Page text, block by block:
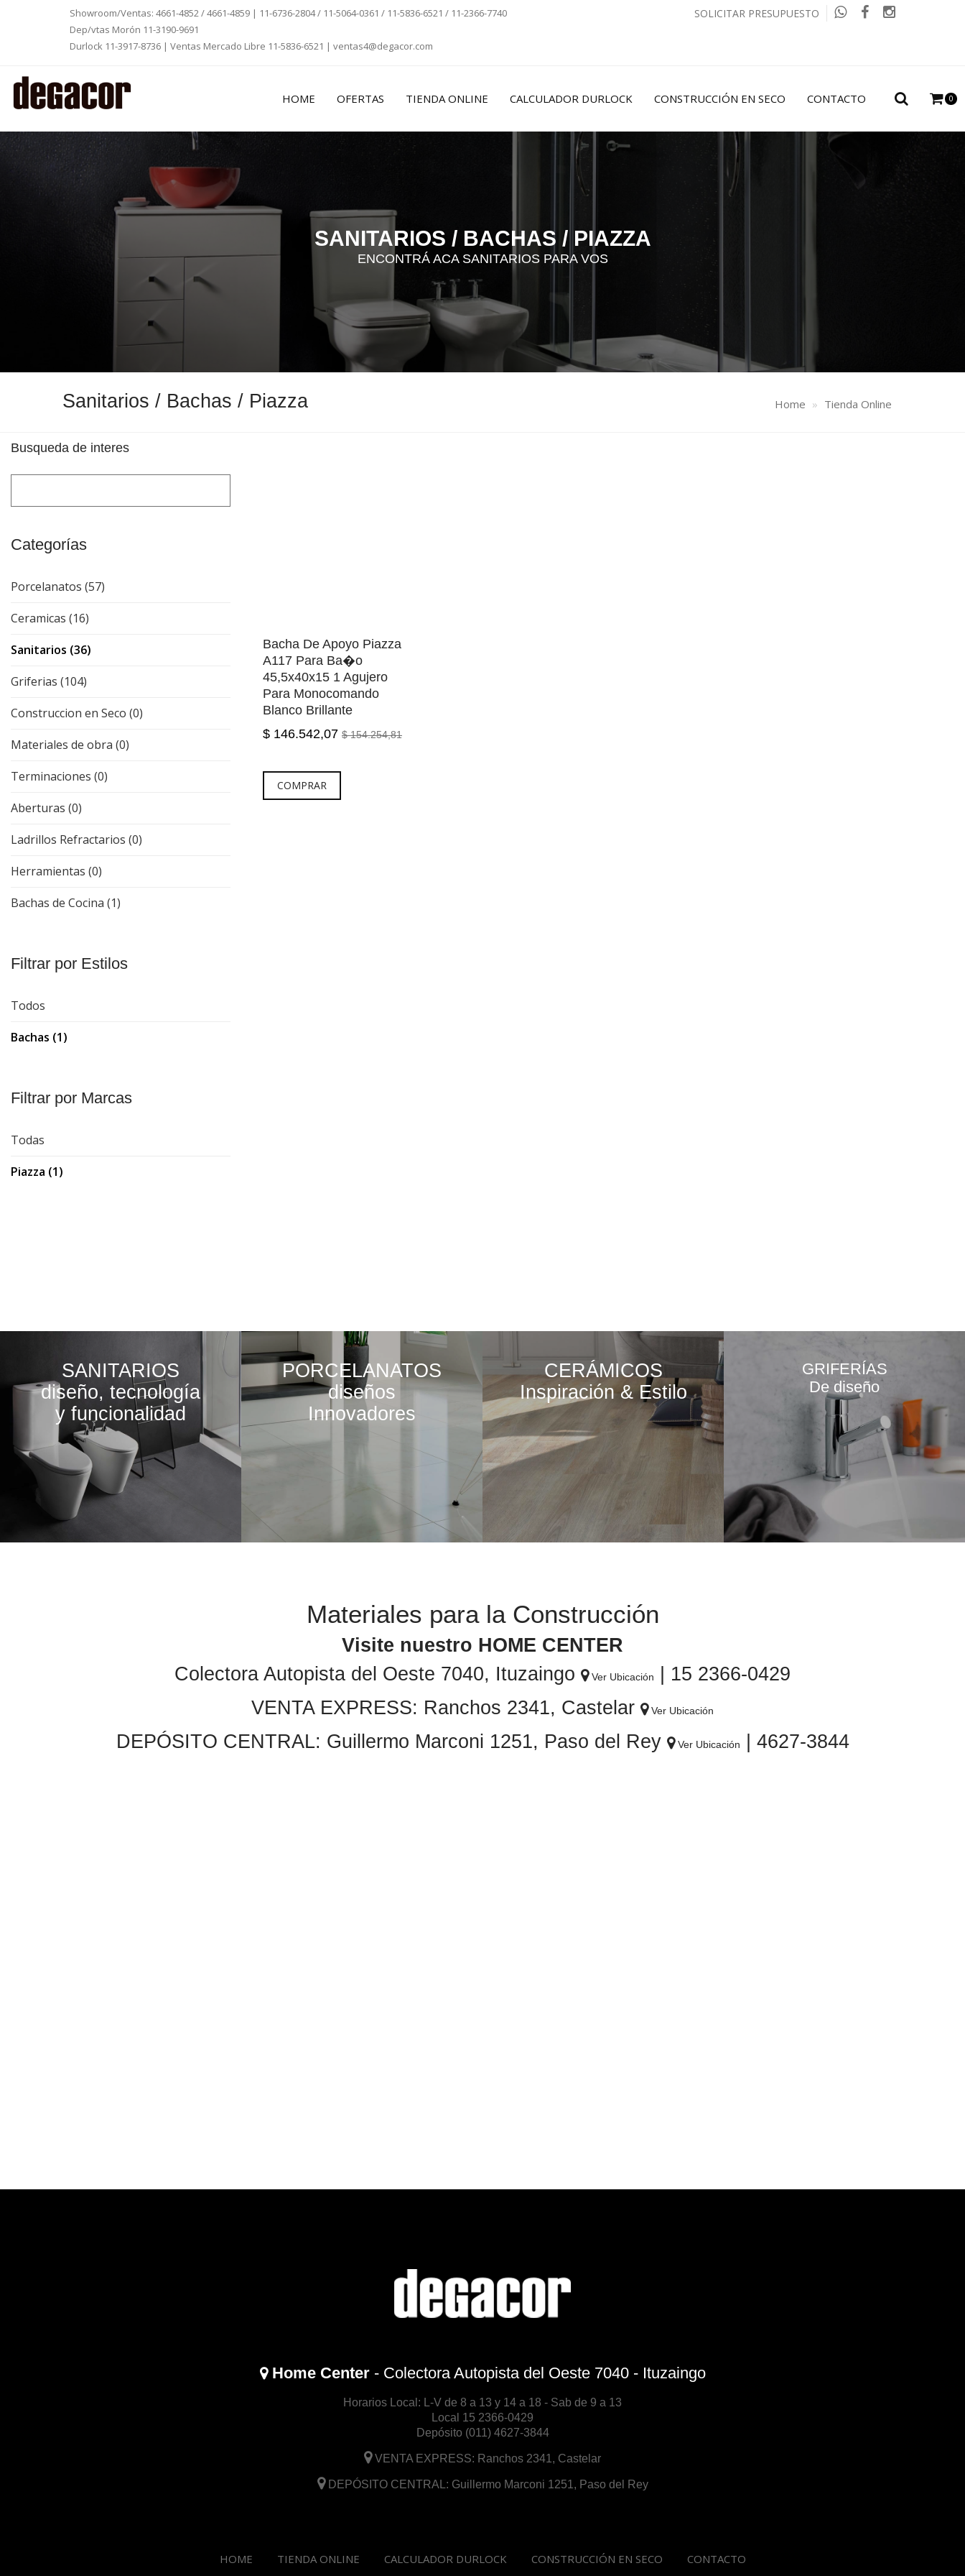
Showroom/Ventas: 4661-4852 / 4661-4859 | 11-6736-2804/ 11-5064-0361 / 11-5836-6521 / 11-2366-7740
Dep/vtas Morón 11-3190-9691
Durlock 11-3917-8736 | Ventas Mercado Libre 11-5836-6521 | ventas4@degacor.com
SOLICITAR PRESUPUESTO
0
HOME OFERTAS TIENDA ONLINE CALCULADOR DURLOCK CONSTRUCCIÓN EN SECO CONTACTO
SANITARIOS / BACHAS / PIAZZA
ENCONTRÁ ACA SANITARIOS PARA VOS
Sanitarios / Bachas / Piazza Home Tienda Online
Busqueda de interes
Categorías
Porcelanatos (57)
Ceramicas (16)
Sanitarios (36)
Griferias (104)
Construccion en Seco (0)
Materiales de obra (0)
Terminaciones (0)
Aberturas (0)
Ladrillos Refractarios (0)
Herramientas (0)
Bachas de Cocina (1)
Filtrar por Estilos
Todos
Bachas (1)
Filtrar por Marcas
Todas
Piazza (1)
VER MÁS
Bacha De Apoyo Piazza
A117 Para Ba�o
45,5x40x15 1 Agujero
Para Monocomando
Blanco Brillante
$ 146.542,07 $ 154.254,81
COMPRAR
SANITARIOS
diseño, tecnología
y funcionalidad
PORCELANATOS
diseños
Innovadores
CERÁMICOS
Inspiración & Estilo
GRIFERÍAS
De diseño
Materiales para la Construcción
Visite nuestro HOME CENTER
Colectora Autopista del Oeste 7040, Ituzaingo
Ver Ubicación
| 15 2366-0429
VENTA EXPRESS: Ranchos 2341, Castelar
Ver Ubicación
DEPÓSITO CENTRAL: Guillermo Marconi 1251, Paso del Rey Ver Ubicación | 4627-3844
Home Center - Colectora Autopista del Oeste 7040 - Ituzaingo
Horarios Local: L-V de 8 a 13 y 14 a 18 - Sab de 9 a 13
Local 15 2366-0429
Depósito (011) 4627-3844
VENTA EXPRESS: Ranchos 2341, Castelar
DEPÓSITO CENTRAL: Guillermo Marconi 1251, Paso del Rey
HOME TIENDA ONLINE CALCULADOR DURLOCK CONSTRUCCIÓN EN SECO CONTACTO